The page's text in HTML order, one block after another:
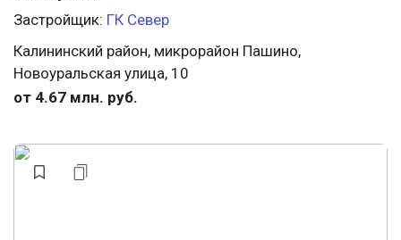
Застройщик: ГК Север
Калининский район, микрорайон Пашино,
Новоуральская улица, 10
от 4.67 млн. руб.